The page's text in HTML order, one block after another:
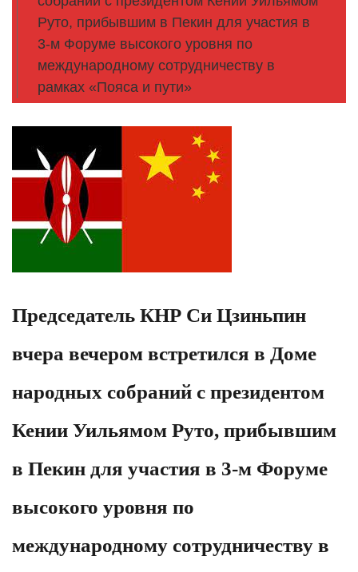
Руто, прибывшим в Пекин для участия в
3-м Форуме высокого уровня по
международному сотрудничеству в
рамках «Пояса и пути»
Председатель КНР Си Цзиньпин
вчера вечером встретился в Доме
народных собраний с президентом
Кении Уильямом Руто, прибывшим
в Пекин для участия в 3-м Форуме
высокого уровня по
международному сотрудничеству в